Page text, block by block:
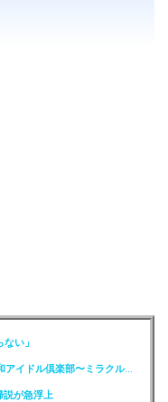
い」
【芸能】80年代アイドルが集結 8・8に「昭和アイドル倶楽部〜ミラクル同窓会〜」を開催
説が急浮上